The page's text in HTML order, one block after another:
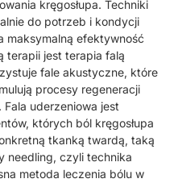
kręgosłupa. Techniki
do potrzeb i kondycji
maksymalną efektywność
terapii jest terapia falą
fale akustyczne, które
procesy regeneracji
uderzeniowa jest
których ból kręgosłupa
tkanką twardą, taką
needling, czyli technika
metoda leczenia bólu w